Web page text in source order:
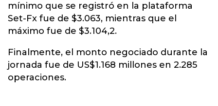
mínimo que se registró en la plataforma
Set-Fx fue de $3.063, mientras que el
máximo fue de $3.104,2.
Finalmente, el monto negociado durante la
jornada fue de US$1.168 millones en 2.285
operaciones.